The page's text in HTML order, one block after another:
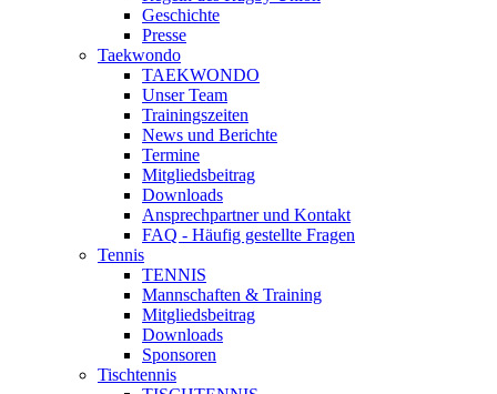
Geschichte
Presse
Taekwondo
TAEKWONDO
Unser Team
Trainingszeiten
News und Berichte
Termine
Mitgliedsbeitrag
Downloads
Ansprechpartner und Kontakt
FAQ - Häufig gestellte Fragen
Tennis
TENNIS
Mannschaften & Training
Mitgliedsbeitrag
Downloads
Sponsoren
Tischtennis